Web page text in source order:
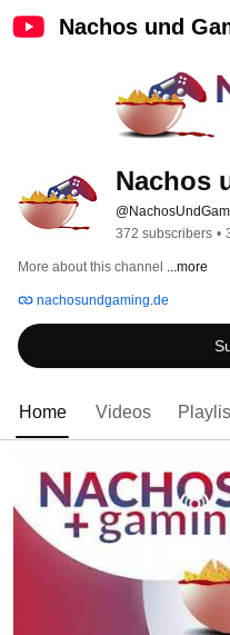
Nachos und
Nachos
372 subscribers •
More about this channel ...more
nachosundgaming.de
Home Videos